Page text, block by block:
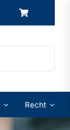
Recht